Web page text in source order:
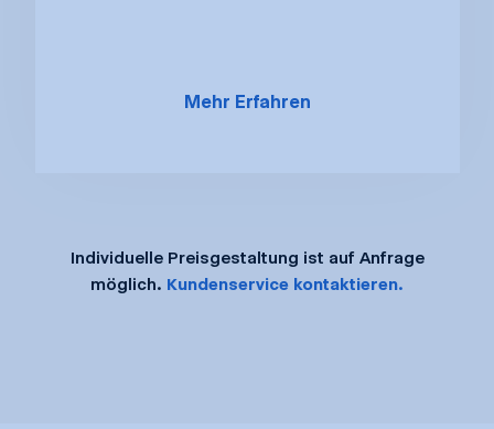
Mehr Erfahren
Individuelle Preisgestaltung ist auf Anfrage
möglich. Kundenservice kontaktieren.